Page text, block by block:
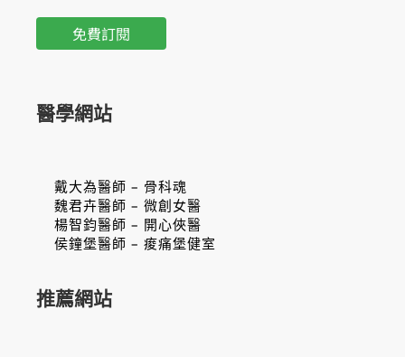
醫學網站
戴大為醫師 – 骨科魂
魏君卉醫師 – 微創女醫
楊智鈞醫師 – 開心俠醫
侯鐘堡醫師 – 痠痛堡健室
推薦網站